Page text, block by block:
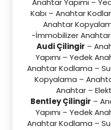
Anahtar Yapımı –
Kabı – Anahtar
Anahtar
-İmmobilizer
Audi Çilingir –
Yapımı – Yedek
Anahtar Kodlama –
Kopyalama –
Anahtar –
Bentley Çilingir –
Yapımı – Yedek
Anahtar Kodlama –